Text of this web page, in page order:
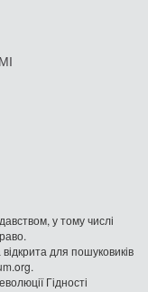
у тому числі
для пошуковиків
Гідності